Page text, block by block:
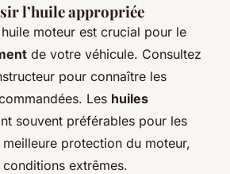
l’huile appropriée
moteur est crucial pour le
de votre véhicule. Consultez
pour connaître les
Les huiles
souvent préférables pour les
protection du moteur,
extrêmes.